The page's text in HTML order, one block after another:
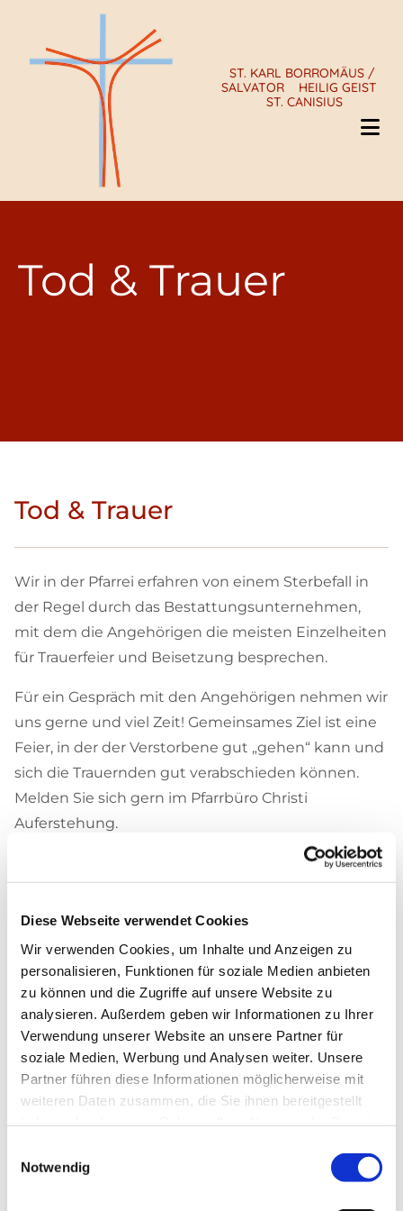
Diese Webseite verwendet Cookies
Wir verwenden Cookies, um Inhalte und Anzeigen zu
personalisieren, Funktionen für soziale Medien anbieten
zu können und die Zugriffe auf unsere Website zu
analysieren. Außerdem geben wir Informationen zu Ihrer
Verwendung unserer Website an unsere Partner für
soziale Medien, Werbung und Analysen weiter. Unsere
Partner führen diese Informationen möglicherweise mit
weiteren Daten zusammen, die Sie ihnen bereitgestellt
Notwendig
ST. KARL BORROMÄUS /
SALVATOR
HEILIG GEIST
ST. CANISIUS
Tod & Trauer
Tod & Trauer
Wir in der Pfarrei erfahren von einem Sterbefall in
der Regel durch das Bestattungsunternehmen,
mit dem die Angehörigen die meisten Einzelheiten
für Trauerfeier und Beisetzung besprechen.
Für ein Gespräch mit den Angehörigen nehmen wir
uns gerne und viel Zeit! Gemeinsames Ziel ist eine
Feier, in der der Verstorbene gut „gehen“ kann und
sich die Trauernden gut verabschieden können.
Melden Sie sich gern im Pfarrbüro Christi
Auferstehung.
pfarrbuero@christi-auferstehung.net
Telefon:+49 (0)30 / 30 00 03 -0
Trauercafé
Am Kirchort St. Canisius wird regelmäßig ein
Trauercafé angeboten.
Gemeinsam! Anteil nehmen! Trost spenden!